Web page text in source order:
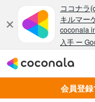
会員登